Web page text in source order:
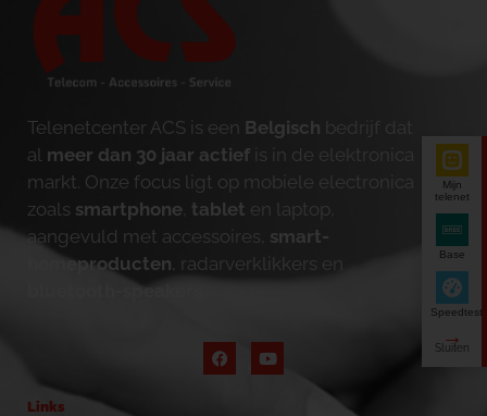
Telenetcenter ACS is een Belgisch bedrijf dat
al meer dan 30 jaar actief is in de elektronica
markt. Onze focus ligt op mobiele electronica
zoals smartphone tablet en laptop,
aangevuld met accessoires, smart-
homeproducten , radarverklikkers en
bluetooth-speakers
Links
Mijn
telenet
Base
Speedtest